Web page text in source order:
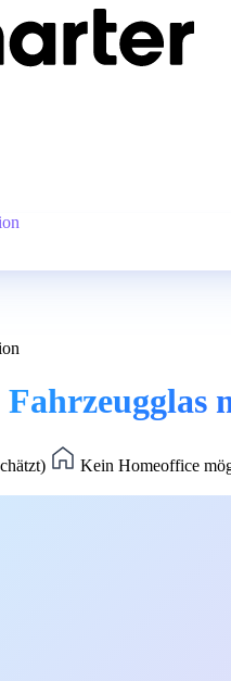
Kein Homeoffice